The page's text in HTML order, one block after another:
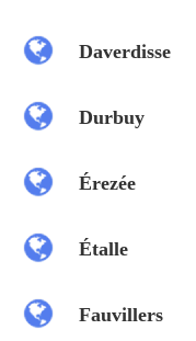
Daverdisse
Durbuy
Érezée
Étalle
Fauvillers